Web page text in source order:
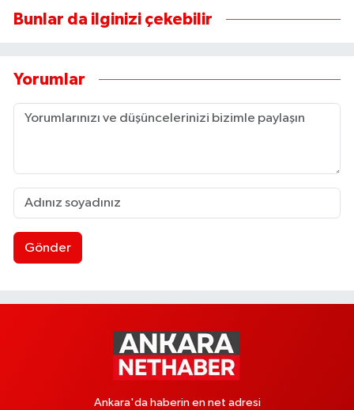
Bunlar da ilginizi çekebilir
Yorumlar
Gönder
Ankara'da haberin en net adresi